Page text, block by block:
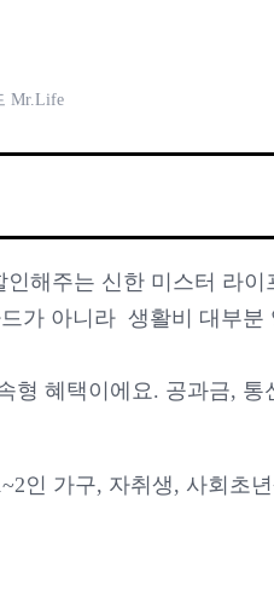
Mr.Life
해주는 신한 미스터 라이
가 아니라 생활비 대부분
형 혜택이에요. 공과금, 통
인 가구, 자취생, 사회초